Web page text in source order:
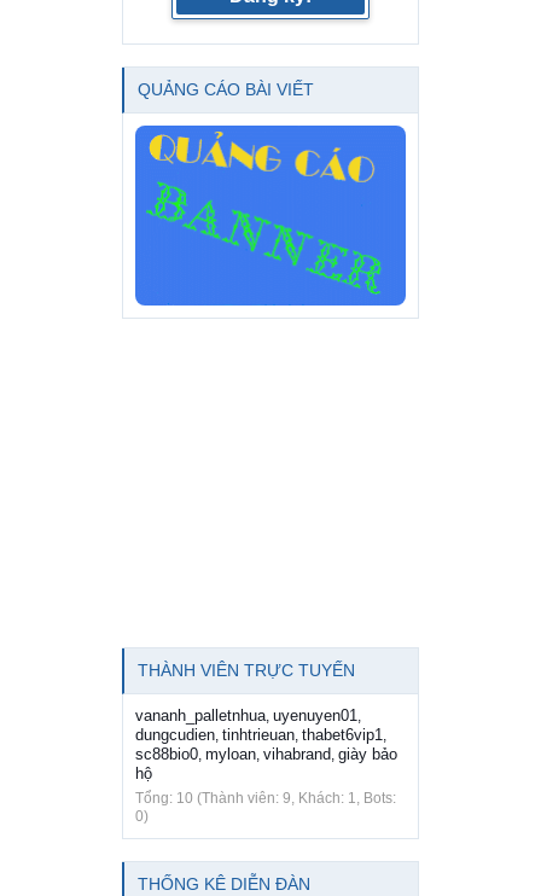
QUẢNG CÁO BÀI VIẾT
THÀNH VIÊN TRỰC TUYẾN
vananh_palletnhua, uyenuyen01,
dungcudien, tinhtrieuan, thabet6vip1,
sc88bio0, myloan, vihabrand, giày bảo
hộ
Tổng: 10 (Thành viên: 9, Khách: 1, Bots:
0)
THỐNG KÊ DIỄN ĐÀN